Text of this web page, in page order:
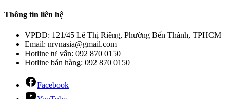
Thông tin liên hệ
VPĐD: 121/45 Lê Thị Riêng, Phường Bến Thành, TPHCM
Email: nrvnasia@gmail.com
Hotline tư vấn: 092 870 0150
Hotline bán hàng: 092 870 0150
Facebook